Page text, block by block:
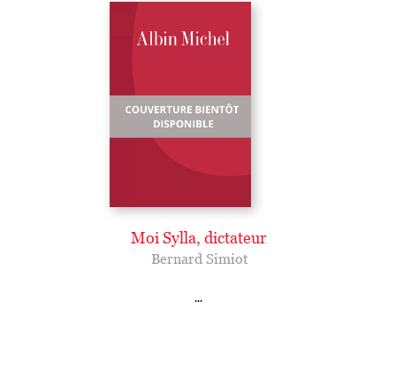
Moi Sylla, dictateur
Bernard Simiot
...